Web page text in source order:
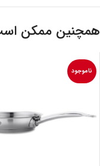
همچنین ممکن
ناموجود